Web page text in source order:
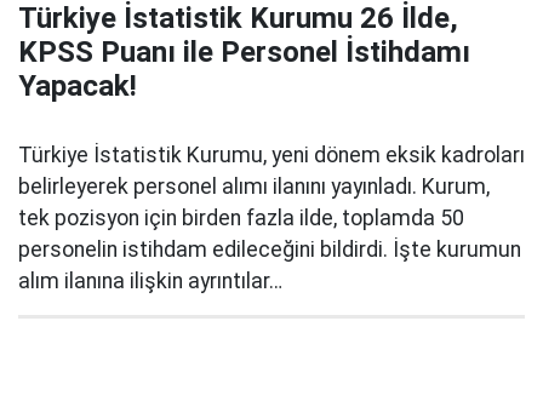
Türkiye İstatistik Kurumu 26 İlde,
KPSS Puanı ile Personel İstihdamı
Yapacak!
Türkiye İstatistik Kurumu, yeni dönem eksik kadroları
belirleyerek personel alımı ilanını yayınladı. Kurum,
tek pozisyon için birden fazla ilde, toplamda 50
personelin istihdam edileceğini bildirdi. İşte kurumun
alım ilanına ilişkin ayrıntılar…